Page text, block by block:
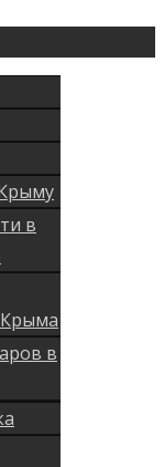
в
в